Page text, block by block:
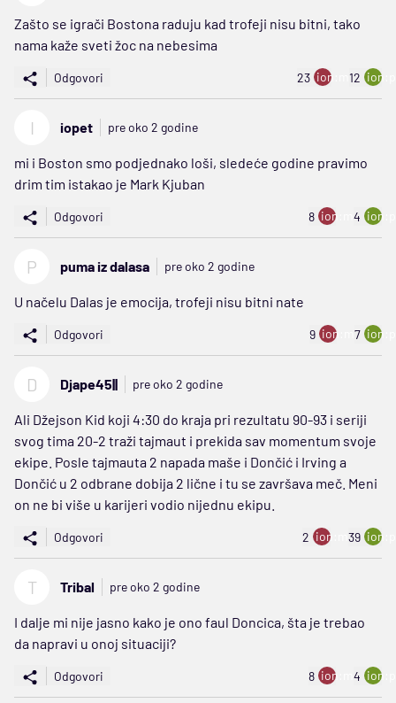
Zašto se igrači Bostona raduju kad trofeji nisu bitni, tako
nama kaže sveti žoc na nebesima
Odgovori 23 ion:minus
12
I iopet pre oko 2 godine
mi i Boston smo podjednako loši, sledeće godine pravimo
drim tim istakao je Mark Kjuban
Odgovori 8 ion:minus
4
P puma iz dalasa pre oko 2 godine
U načelu Dalas je emocija, trofeji nisu bitni nate
Odgovori 9 ion:minus
7
D Djape45|| pre oko 2 godine
Ali Džejson Kid koji 4:30 do kraja pri rezultatu 90-93 i seriji
svog tima 20-2 traži tajmaut i prekida sav momentum svoje
ekipe. Posle tajmauta 2 napada maše i Dončić i Irving a
Dončić u 2 odbrane dobija 2 lične i tu se završava meč. Meni
on ne bi više u karijeri vodio nijednu ekipu.
Odgovori 2 ion:minus
39
T Tribal pre oko 2 godine
I dalje mi nije jasno kako je ono faul Doncica, šta je trebao
da napravi u onoj situaciji?
Odgovori 8 ion:minus
4